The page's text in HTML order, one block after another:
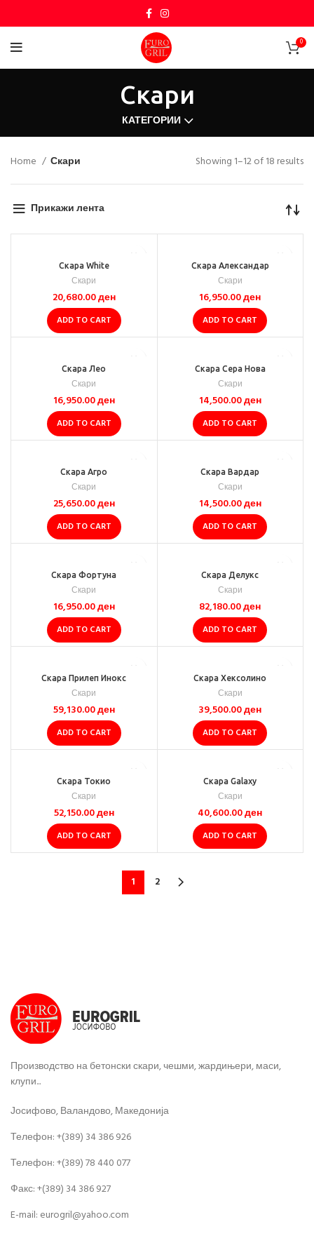
0
Скари
КАТЕГОРИИ
Home Скари Showing 1–12 of 18 results
Прикажи лента
Скара White
Скари
20,680.00ден
ADD TO CART
Скара Александар
Скари
16,950.00ден
ADD TO CART
Скара Лео
Скари
16,950.00ден
ADD TO CART
Скара Сера Нова
Скари
14,500.00ден
ADD TO CART
Скара Агро
Скари
25,650.00ден
ADD TO CART
Скара Вардар
Скари
14,500.00ден
ADD TO CART
Скара Фортуна
Скари
16,950.00ден
ADD TO CART
Скара Делукс
Скари
82,180.00ден
ADD TO CART
Скара Прилеп Инокс
Скари
59,130.00ден
ADD TO CART
Скара Хексолино
Скари
39,500.00ден
ADD TO CART
Скара Токио
Скари
52,150.00ден
ADD TO CART
Скара Galaxy
Скари
40,600.00ден
ADD TO CART
1 2
Производство на бетонски скари, чешми, жардињери, маси,
клупи...
Јосифово, Валандово, Македонија
Телефон: +(389) 34 386 926
Телефон: +(389) 78 440 077
Факс: +(389) 34 386 927
E-mail: eurogril@yahoo.com